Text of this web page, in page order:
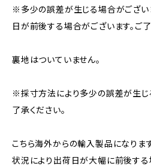
※多少の誤差が生じる場合がござい
日が前後する場合がございます。ご了
裏地はついていません。
※採寸方法により多少の誤差が生じ
了承ください。
こちら海外からの輸入製品になります
状況により出荷日が大幅に前後する